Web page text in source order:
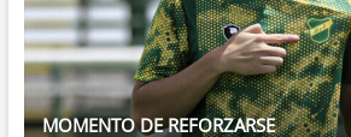
MOMENTO DE REFORZARSE